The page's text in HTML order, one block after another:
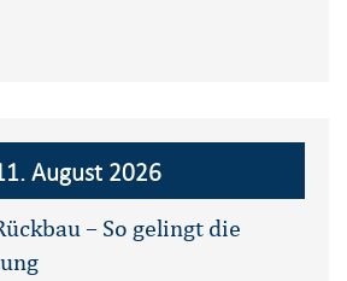
August 2026
– So gelingt die